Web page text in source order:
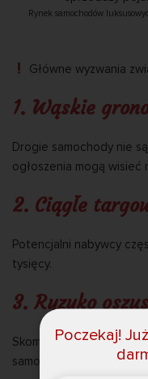
Rynek samochodów
Główne wyzwania
1. Wąskie
Drogie samochody nie
ogłoszenia mogą wisieć
2. Ciągłe
Potencjalni nabywcy
tysięcy.
3. Ryzyko
Skomplikowane
samochodów
Poczekaj!